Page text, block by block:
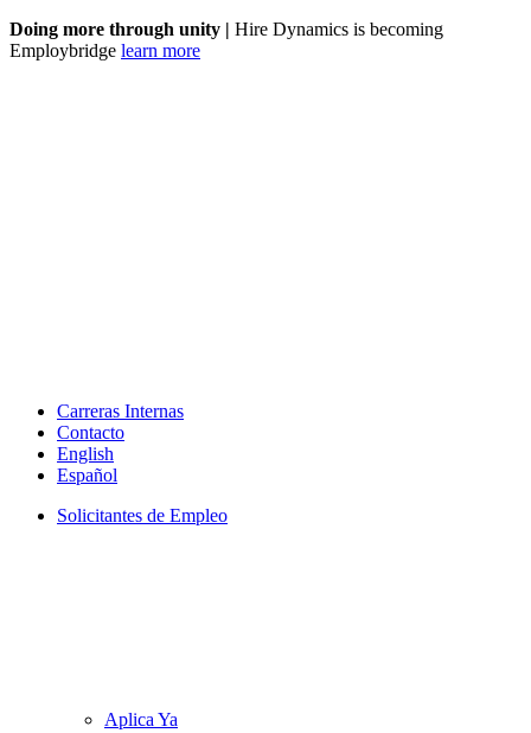
Doing more through unity | Hire Dynamics is becoming
Employbridge learn more
Carreras Internas
Contacto
English
Español
Solicitantes de Empleo
Aplica Ya